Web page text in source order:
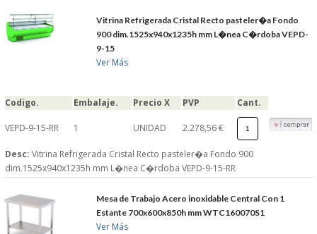
Vitrina Refrigerada Cristal Recto pasteler�a Fondo
900 dim.1525x940x1235h mm L�nea C�rdoba VEPD-
9-15
Ver Más
Codigo. Embalaje. Precio X PVP Cant.
VEPD-9-15-RR 1 UNIDAD 2.278,56 €
Desc: Vitrina Refrigerada Cristal Recto pasteler�a Fondo 900
dim.1525x940x1235h mm L�nea C�rdoba VEPD-9-15-RR
Mesa de Trabajo Acero inoxidable Central Con 1
Estante 700x600x850h mm WTC160070S1
Ver Más